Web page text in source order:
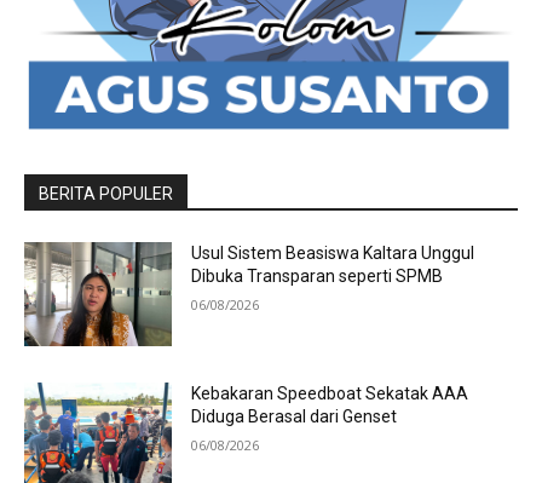
BERITA POPULER
Usul Sistem Beasiswa Kaltara Unggul
Dibuka Transparan seperti SPMB
06/08/2026
Kebakaran Speedboat Sekatak AAA
Diduga Berasal dari Genset
06/08/2026